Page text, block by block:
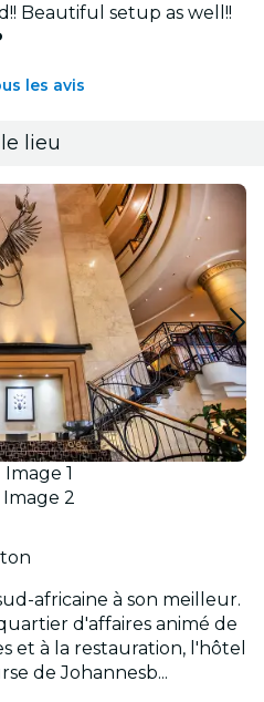
Beautiful setup as well!!
les avis
lieu
Image 1
Image 2
africaine à son meilleur.
d'affaires animé de
et à la restauration, l'hôtel
de Johannesb...